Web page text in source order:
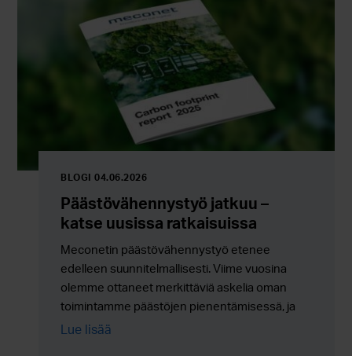
BLOGI 04.06.2026
Päästövähennystyö jatkuu –
katse uusissa ratkaisuissa
Meconetin päästövähennystyö etenee
edelleen suunnitelmallisesti. Viime vuosina
olemme ottaneet merkittäviä askelia oman
toimintamme päästöjen pienentämisessä, ja
työ jatkuu nyt entistä enemmän uusien
Lue lisää